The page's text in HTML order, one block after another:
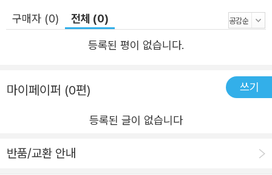
구매자 (0) 전체 (0)
등록된 평이 없습니다.
마이페이퍼 (0편) 쓰기
등록된 글이 없습니다
반품/교환 안내